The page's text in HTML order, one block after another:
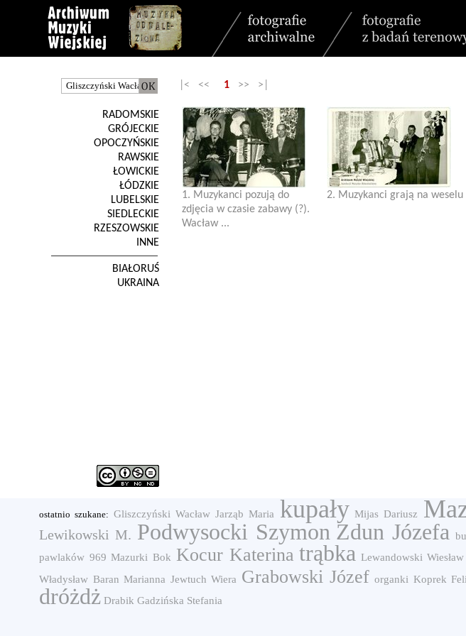
RADOMSKIE
GRÓJECKIE
OPOCZYŃSKIE
RAWSKIE
ŁOWICKIE
ŁÓDZKIE
LUBELSKIE
SIEDLECKIE
RZESZOWSKIE
INNE
BIAŁORUŚ
UKRAINA
|< << 1 >> >|
1. Muzykanci pozują do
zdjęcia w czasie zabawy (?).
Wacław ...
2. Muzykanci grają na weselu
ostatnio szukane: Gliszczyński Wacław Jarząb Maria kupały Mijas Dariusz
Lewikowski M. Podwysocki Szymon Zdun Józefa
pawlaków 969 Mazurki Bok Kocur Katerina trąbka Lewandowski Wiesław
Władysław Baran Marianna Jewtuch Wiera Grabowski Józef organki Koprek
dróżdż Drabik Gadzińska Stefania